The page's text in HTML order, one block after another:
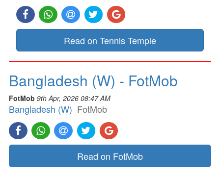
Read on Tennis Temple
Bangladesh (W) - FotMob
FotMob 9th Apr, 2026 08:47 AM
Bangladesh (W) FotMob
Read on FotMob